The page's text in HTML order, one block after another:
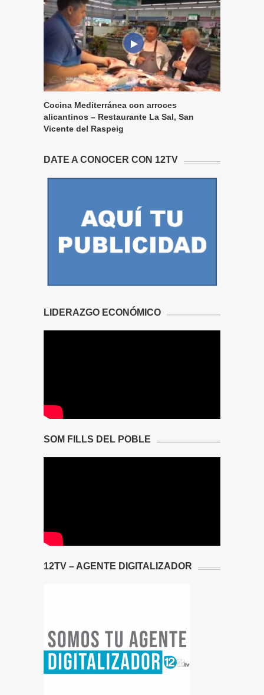
Cocina Mediterránea con arroces
alicantinos – Restaurante La Sal, San
Vicente del Raspeig
DATE A CONOCER CON 12TV
LIDERAZGO ECONÓMICO
SOM FILLS DEL POBLE
12TV – AGENTE DIGITALIZADOR